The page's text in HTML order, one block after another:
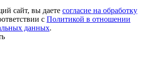
сайт, вы даете согласие на обработку
с Политикой в отношении
данных.